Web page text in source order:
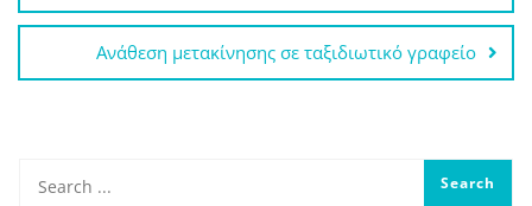
Ανάθεση μετακίνησης σε ταξιδιωτικό γραφείο